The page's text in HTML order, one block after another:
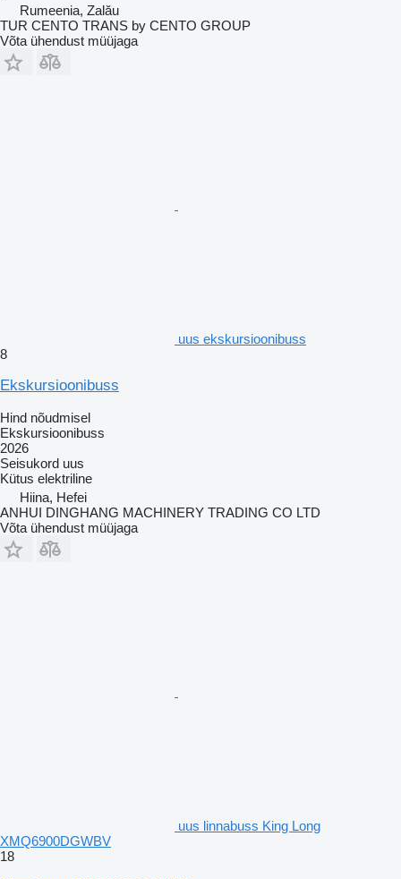
Rumeenia, Zalău
TUR CENTO TRANS by CENTO GROUP
Võta ühendust müüjaga
uus ekskursioonibuss
8
Ekskursioonibuss
Hind nõudmisel
Ekskursioonibuss
2026
Seisukord uus
Kütus elektriline
Hiina, Hefei
ANHUI DINGHANG MACHINERY TRADING CO LTD
Võta ühendust müüjaga
uus linnabuss King Long
XMQ6900DGWBV
18